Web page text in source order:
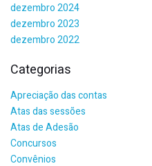
dezembro 2024
dezembro 2023
dezembro 2022
Categorias
Apreciação das contas
Atas das sessões
Atas de Adesão
Concursos
Convênios